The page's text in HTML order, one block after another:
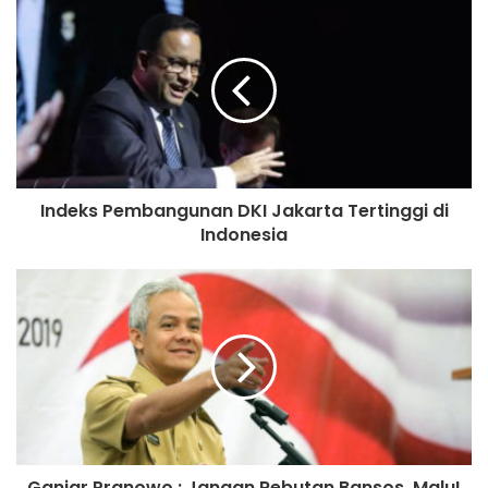
Nomor 35 tahun 2009 Tentang Narkotika dengan kurungan
penjara 5 tahun. ***
Muhamad Usman
Indeks Pembangunan DKI Jakarta Tertinggi di
Indonesia